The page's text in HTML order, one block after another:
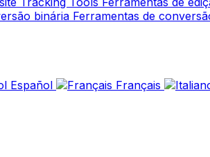
binária Ferramentas de
Español Français